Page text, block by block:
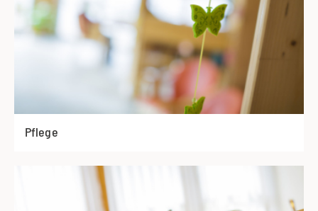
Pflege